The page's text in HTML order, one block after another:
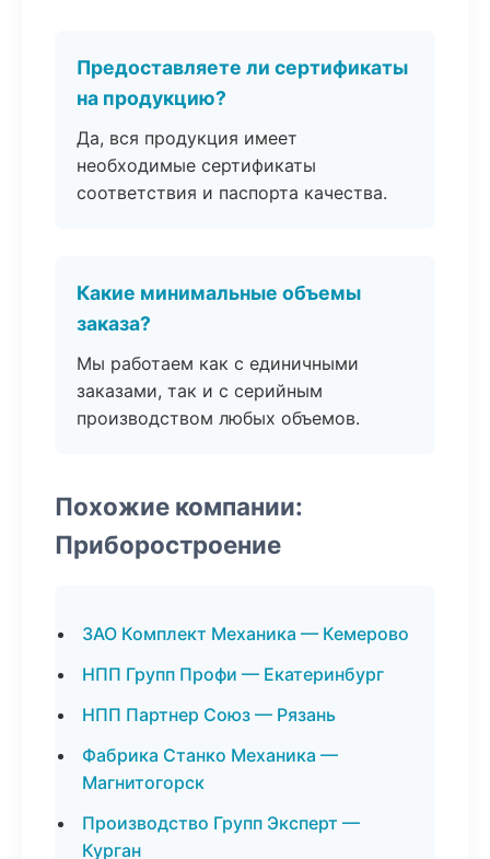
Предоставляете ли сертификаты
на продукцию?
Да, вся продукция имеет
необходимые сертификаты
соответствия и паспорта качества.
Какие минимальные объемы
заказа?
Мы работаем как с единичными
заказами, так и с серийным
производством любых объемов.
Похожие компании:
Приборостроение
ЗАО Комплект Механика — Кемерово
НПП Групп Профи — Екатеринбург
НПП Партнер Союз — Рязань
Фабрика Станко Механика —
Магнитогорск
Производство Групп Эксперт —
Курган